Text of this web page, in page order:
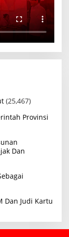
(25,467)
Provinsi
Dan
Dan Judi Kartu